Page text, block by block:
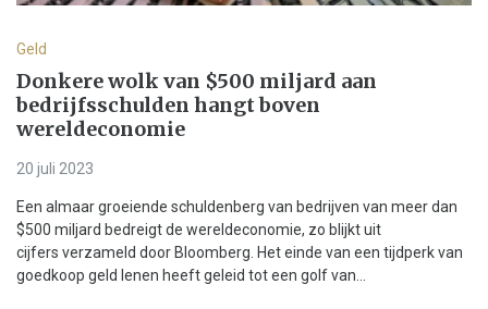
Geld
Donkere wolk van $500 miljard aan
bedrijfsschulden hangt boven
wereldeconomie
20 juli 2023
Een almaar groeiende schuldenberg van bedrijven van meer dan
$500 miljard bedreigt de wereldeconomie, zo blijkt uit
cijfers verzameld door Bloomberg. Het einde van een tijdperk van
goedkoop geld lenen heeft geleid tot een golf van...